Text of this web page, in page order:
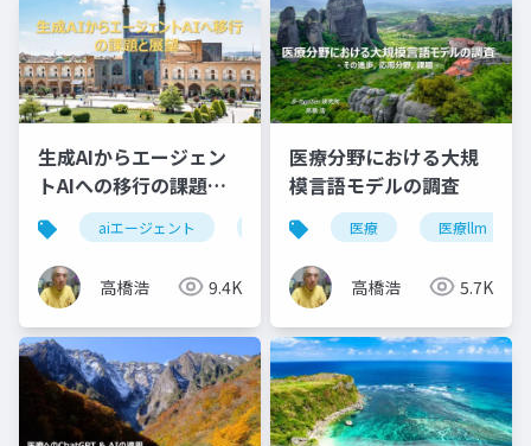
生成AIからエージェン
トAIへの移行の課題と
展望
aiエージェント エージェントai 自律性
高橋浩 9.4K
医療分野における大規
模言語モデルの調査
医療 医療llm
高橋浩 5.7K